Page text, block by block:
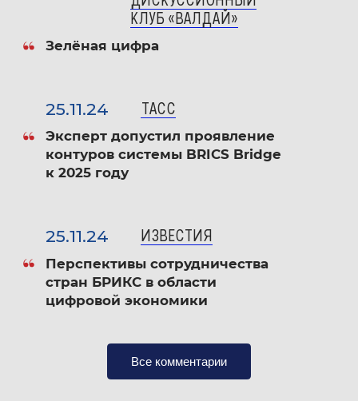
в номинации «Лучшее цифровое решение
в образовании»
«Открытие года» IX и X Всероссийских
2023 — Благодарность МГИМО МИД России
премия в области искусственного
«Гравитация»
приоритетным научным направлениям
МГИМО МИД России
КЛУБ «ВАЛДАЙ»
Зелёная цифра
25.11.24 ТАСС
Эксперт допустил проявление
контуров системы BRICS Bridge
к 2025 году
25.11.24 ИЗВЕСТИЯ
Перспективы сотрудничества
стран БРИКС в области
цифровой экономики
Все комментарии